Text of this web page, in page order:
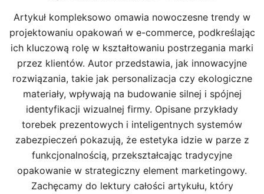
Artykuł kompleksowo omawia nowoczesne trendy w
projektowaniu opakowań w e-commerce, podkreślając
ich kluczową rolę w kształtowaniu postrzegania marki
przez klientów. Autor przedstawia, jak innowacyjne
rozwiązania, takie jak personalizacja czy ekologiczne
materiały, wpływają na budowanie silnej i spójnej
identyfikacji wizualnej firmy. Opisane przykłady
torebek prezentowych i inteligentnych systemów
zabezpieczeń pokazują, że estetyka idzie w parze z
funkcjonalnością, przekształcając tradycyjne
opakowanie w strategiczny element marketingowy.
Zachęcamy do lektury całości artykułu, który